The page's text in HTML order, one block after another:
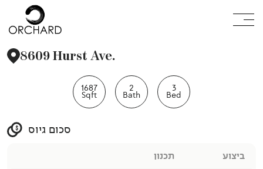
8609 Hurst Ave.
1687
Sqft
2
Bath
3
Bed
סכום גיוס
תכנון ביצוע